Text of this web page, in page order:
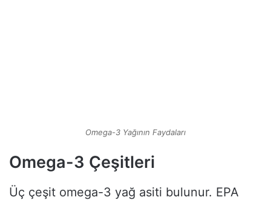
Omega-3 Yağının Faydaları
Omega-3 Çeşitleri
Üç çeşit omega-3 yağ asiti bulunur. EPA